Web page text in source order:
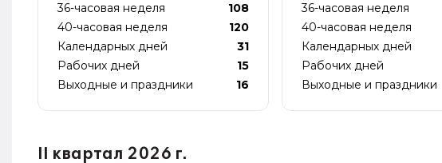
36-часовая неделя
108
40-часовая неделя
120
Календарных дней
31
Рабочих дней
15
Выходные и праздники
16
36-часовая неделя
40-часовая неделя
Календарных дней
Рабочих дней
Выходные и праздники
II квартал 2026 г.